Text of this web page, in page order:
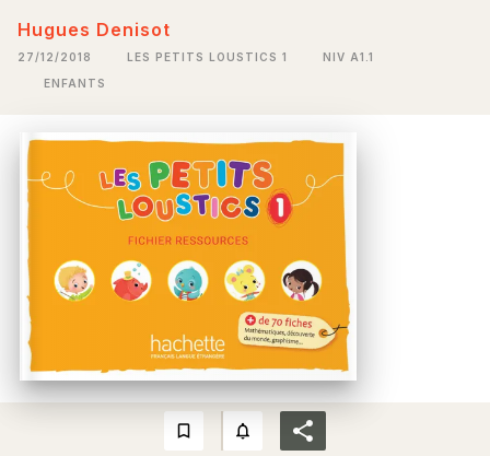
Hugues Denisot
27/12/2018 LES PETITS LOUSTICS 1 NIV A1.1
ENFANTS
bookmark_border notifications_none_outlined